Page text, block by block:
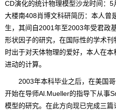
CD演化的统计物理模型沙龙时间：
大楼南408肖博文科研简历：本人曾
生，其间自2001年至2003年受君政
形状因子的研究，在国际性的学术
时出于对天体物理的爱好，本人在
进动的计算。
2003年本科毕业之后，在美国
开始在导师Al.Mueller的指导下从事
模型的研究。在此方向现已完成三篇